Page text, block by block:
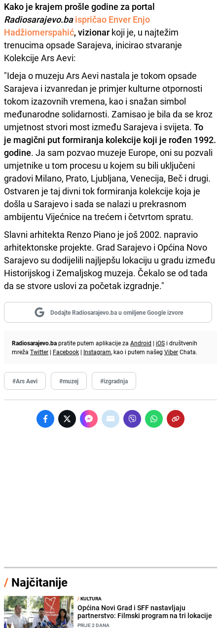
Kako je krajem prošle godine za portal
Radiosarajevo.ba ispričao Enver Enjo
Hadžiomerspahić, vizionar koji je, u najtežim
trenucima opsade Sarajeva, inicirao stvaranje
Kolekcije Ars Aevi:
"Ideja o muzeju Ars Aevi nastala je tokom opsade
Sarajeva i izvanredan je primjer kulturne otpornosti
tokom izazovnih vremena, kao i snažan simbol
međunarodne solidarnosti. Zamisao je bila da se kroz
umjetnost stvori most između Sarajeva i svijeta. To
je magični put formiranja kolekcije koji je rođen 1992.
godine. Ja sam pozvao muzeje Europe, oni su pozvali
umjetnike u tom procesu u kojem su bili uključeni
gradovi Milano, Prato, Ljubljana, Venecija, Beč i drugi.
Ostvaren je taj divni tok formiranja kolekcije koja je
došla u Sarajevo i sada se nalazi u prekrasnom
ambijentu Vijećnice na trećem i četvrtom spratu.
Slavni arhitekta Renzo Piano je još 2002. napravio
arhitektonske projekte. Grad Sarajevo i Općina Novo
Sarajevo su dodijelili najljepšu lokaciju u gradu između
Historijskog i Zemaljskog muzeja. Čekalo se od tada
da se stvore uslovi za početak izgradnje."
Dodajte Radiosarajevo.ba u omiljene Google izvore
Radiosarajevo.bapratite putem aplikacije za Android | iOS i društvenih
mreža Twitter | Facebook | Instagram, kao i putem našeg ViberChata.
#Ars Aevi #muzej #izgradnja
/ Najčitanije
/KULTURA
Općina Novi Grad i SFF nastavljaju
partnerstvo: Filmski program na tri lokacije
PRIJE 2 DANA